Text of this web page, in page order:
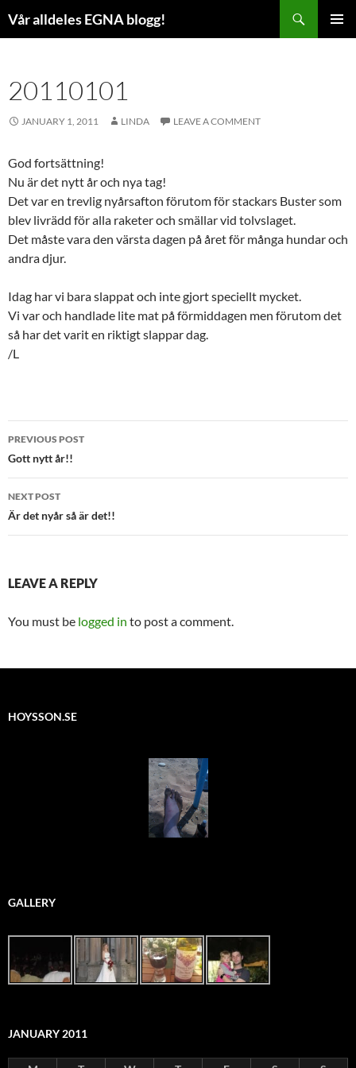
toVår alldeles EGNA blogg!
20110101
JANUARY 1, 2011 LINDA LEAVE A COMMENT
God fortsättning!
Nu är det nytt år och nya tag!
Det var en trevlig nyårsafton förutom för stackars Buster som
blev livrädd för alla raketer och smällar vid tolvslaget.
Det måste vara den värsta dagen på året för många hundar och
andra djur.
Idag har vi bara slappat och inte gjort speciellt mycket.
Vi var och handlade lite mat på förmiddagen men förutom det
så har det varit en riktigt slappar dag.
/L
Post
navigation
PREVIOUS POST
Gott nytt år!!
NEXT POST
Är det nyår så är det!!
LEAVE A REPLY
You must be logged in to post a comment.
HOYSSON.SE
GALLERY
JANUARY 2011